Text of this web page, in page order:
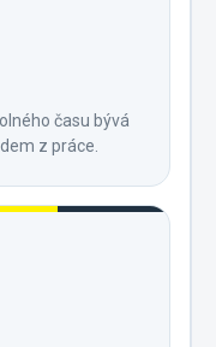
času bývá
z práce.